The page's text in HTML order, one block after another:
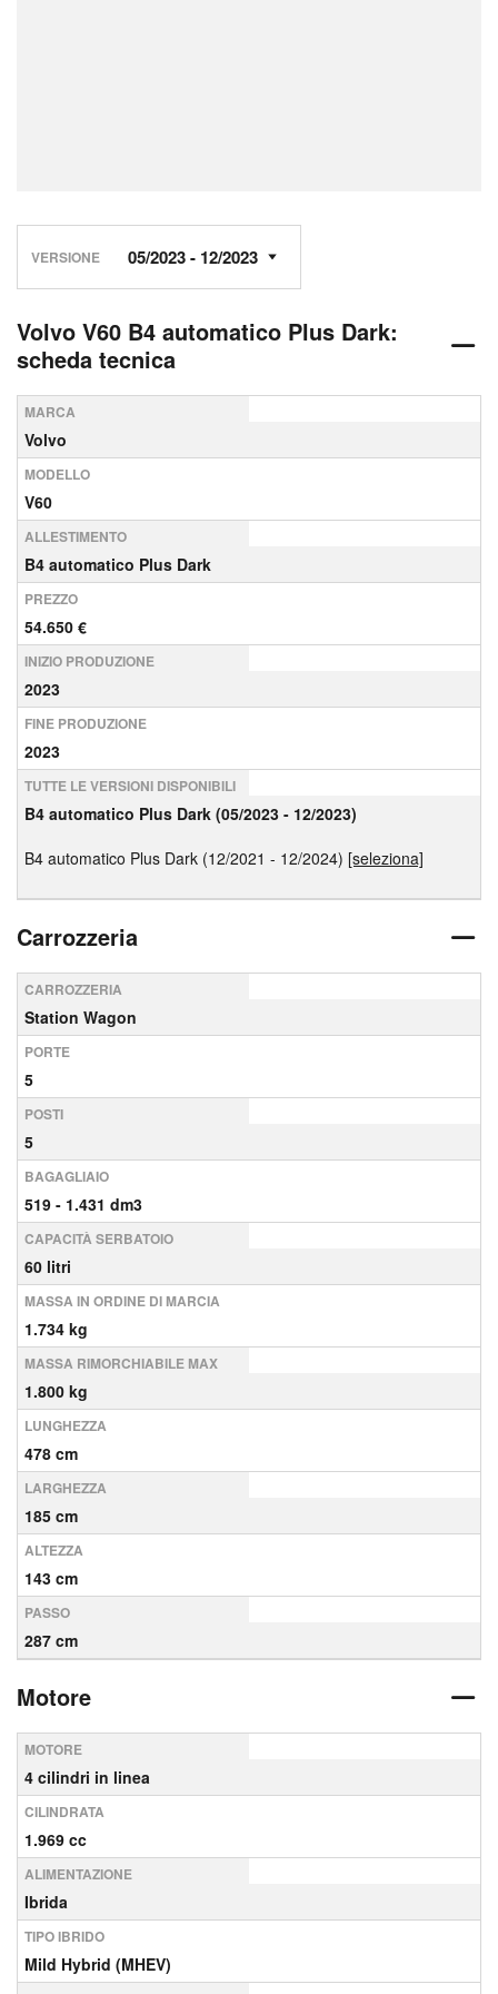
VERSIONE
Volvo V60 B4 automatico Plus Dark:
scheda tecnica
MARCA
Volvo
MODELLO
V60
ALLESTIMENTO
B4 automatico Plus Dark
PREZZO
54.650 €
INIZIO PRODUZIONE
2023
FINE PRODUZIONE
2023
TUTTE LE VERSIONI DISPONIBILI
B4 automatico Plus Dark (05/2023 - 12/2023)
B4 automatico Plus Dark (12/2021 - 12/2024) [seleziona]
Carrozzeria
CARROZZERIA
Station Wagon
PORTE
5
POSTI
5
BAGAGLIAIO
519 - 1.431 dm3
CAPACITÀ SERBATOIO
60 litri
MASSA IN ORDINE DI MARCIA
1.734 kg
MASSA RIMORCHIABILE MAX
1.800 kg
LUNGHEZZA
478 cm
LARGHEZZA
185 cm
ALTEZZA
143 cm
PASSO
287 cm
Motore
MOTORE
4 cilindri in linea
CILINDRATA
1.969 cc
ALIMENTAZIONE
Ibrida
TIPO IBRIDO
Mild Hybrid (MHEV)